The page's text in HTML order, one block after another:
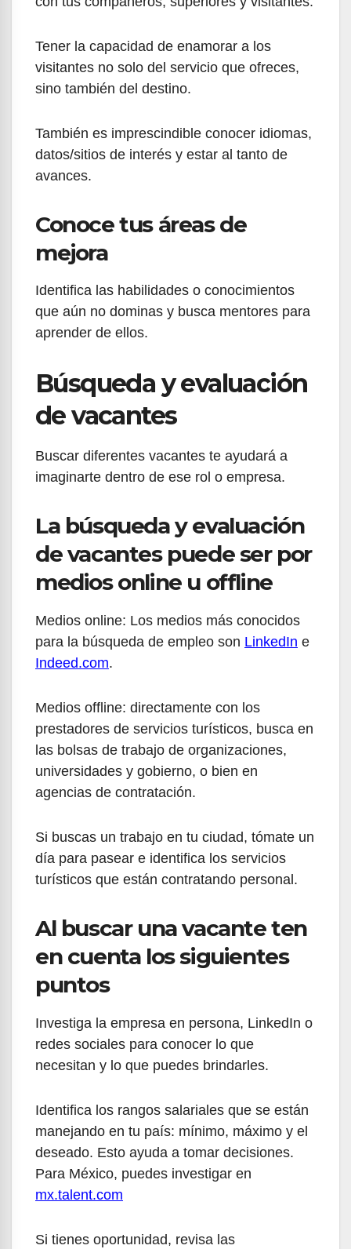
Tener la capacidad de enamorar a los
visitantes no solo del servicio que ofreces,
sino también del destino.
También es imprescindible conocer idiomas,
datos/sitios de interés y estar al tanto de
avances.
Conoce tus áreas de
mejora
Identifica las habilidades o conocimientos
que aún no dominas y busca mentores para
aprender de ellos.
Búsqueda y evaluación
de vacantes
Buscar diferentes vacantes te ayudará a
imaginarte dentro de ese rol o empresa.
La búsqueda y evaluación
de vacantes puede ser por
medios online u offline
Medios online: Los medios más conocidos
para la búsqueda de empleo son LinkedIn e
Indeed.com.
Medios offline: directamente con los
prestadores de servicios turísticos, busca en
las bolsas de trabajo de organizaciones,
universidades y gobierno, o bien en
agencias de contratación.
Si buscas un trabajo en tu ciudad, tómate un
día para pasear e identifica los servicios
turísticos que están contratando personal.
Al buscar una vacante ten
en cuenta los siguientes
puntos
Investiga la empresa en persona, LinkedIn o
redes sociales para conocer lo que
necesitan y lo que puedes brindarles.
Identifica los rangos salariales que se están
manejando en tu país: mínimo, máximo y el
deseado. Esto ayuda a tomar decisiones.
Para México, puedes investigar en
mx.talent.com
Si tienes oportunidad, revisa las